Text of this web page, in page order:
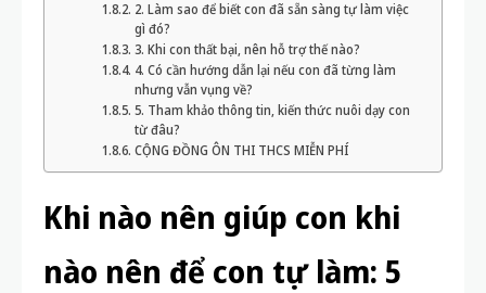
2. Làm sao để biết con đã sẵn sàng tự làm việc
gì đó?
3. Khi con thất bại, nên hỗ trợ thế nào?
4. Có cần hướng dẫn lại nếu con đã từng làm
nhưng vẫn vụng về?
5. Tham khảo thông tin, kiến thức nuôi dạy con
từ đâu?
CỘNG ĐỒNG ÔN THI THCS MIỄN PHÍ
Khi nào nên giúp con khi
nào nên để con tự làm: 5